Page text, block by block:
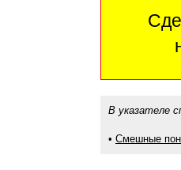
В указателе
• Смешные